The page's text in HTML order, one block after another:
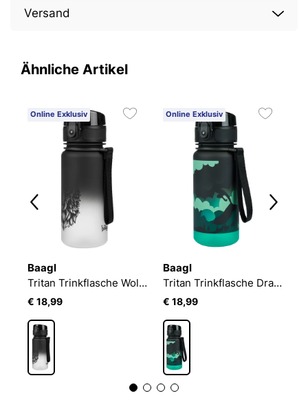
Versand
Ähnliche Artikel
Online Exklusiv
Baagl
Tritan Trinkflasche Wolf, 350 ml
€ 18,99
Online Exklusiv
Baagl
Tritan Trinkflasche Drache, 350 ml
€ 18,99